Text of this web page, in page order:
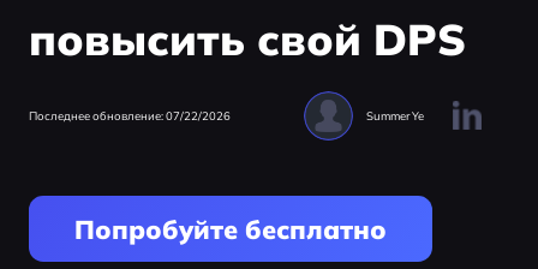
повысить свой DPS
Последнее обновление: 07/22/2026 Summer Ye
Попробуйте бесплатно